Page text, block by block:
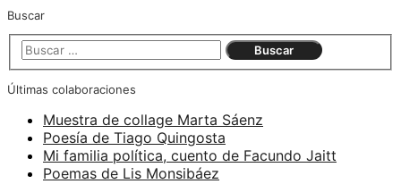
Buscar
Últimas colaboraciones
Muestra de collage Marta Sáenz
Poesía de Tiago Quingosta
Mi familia política, cuento de Facundo Jaitt
Poemas de Lis Monsibáez